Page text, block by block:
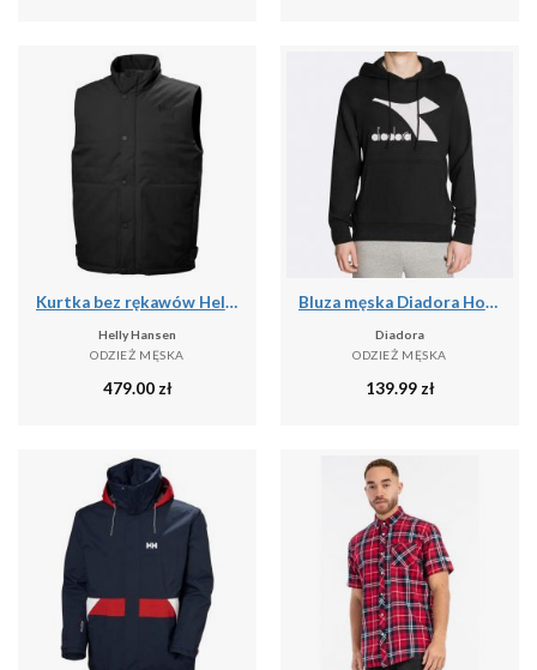
Kurtka bez rękawów Helly Hansen Escape Ins
Helly Hansen
ODZIEŻ MĘSKA
479.00 zł
Bluza męska Diadora Hoodie Core
Diadora
ODZIEŻ MĘSKA
139.99 zł